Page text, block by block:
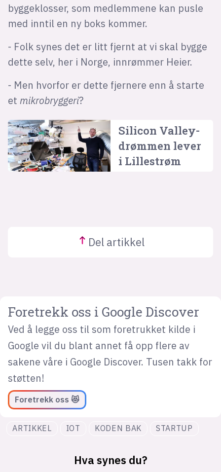
byggeklosser, som medlemmene kan pusle
med inntil en ny boks kommer.
- Folk synes det er litt fjernt at vi skal bygge
dette selv, her i Norge, innrømmer Heier.
- Men hvorfor er dette fjernere enn å starte
et mikrobryggeri?
Silicon Valley-
drømmen lever
i Lillestrøm
Del artikkel
Foretrekk oss i Google Discover
Ved å legge oss til som foretrukket kilde i
Google vil du blant annet få opp flere av
sakene våre i Google Discover. Tusen takk for
støtten!
Foretrekk oss 😻
ARTIKKEL IOT KODEN BAK STARTUP